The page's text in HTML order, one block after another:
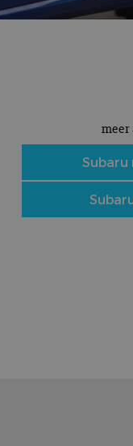
meer
Subaru